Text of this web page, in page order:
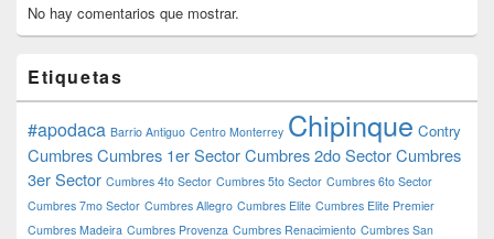
No hay comentarios que mostrar.
Etiquetas
#apodaca Barrio Antiguo Centro Monterrey Chipinque Contry
CumbresCumbres 1er SectorCumbres 2do SectorCumbres
3er Sector Cumbres 4to Sector Cumbres 5to Sector Cumbres 6to Sector
Cumbres 7mo Sector Cumbres Allegro Cumbres Elite Cumbres Elite Premier
Cumbres Madeira Cumbres Provenza Cumbres Renacimiento Cumbres San